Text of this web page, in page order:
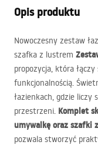
Opis produktu
Nowoczesny zestaw
szafka z lustrem
propozycja, która
funkcjonalnością.
łazienkach, gdzie liczy
przestrzeni. Komplet
umywalkę oraz szafki
pozwala stworzyć